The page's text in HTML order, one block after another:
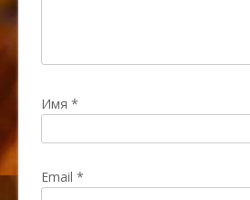
Имя *
Email *